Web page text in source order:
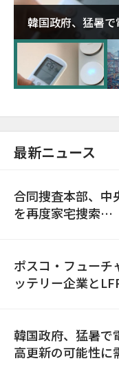
韓国政府、猛暑
に需給対応体制
最新ニュース
合同捜査本部、中
を再度家宅捜索…
ポスコ・フューチ
ッテリー企業と
韓国政府、猛暑で
高更新の可能性に